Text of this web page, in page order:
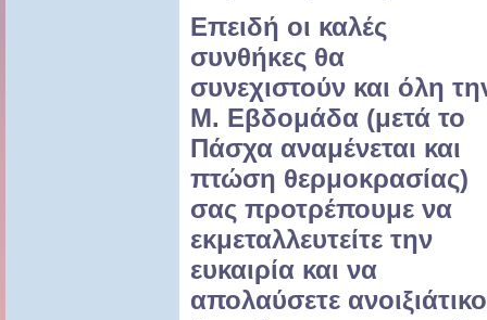
Επειδή οι καλές
συνθήκες θα
συνεχιστούν και όλη
Μ. Εβδομάδα (μετά το
Πάσχα αναμένεται και
πτώση θερμοκρασίας)
σας προτρέπουμε να
εκμεταλλευτείτε την
ευκαιρία και να
απολαύσετε